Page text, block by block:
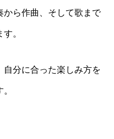
ら作曲、そして歌まで
。
分に合った楽しみ方を